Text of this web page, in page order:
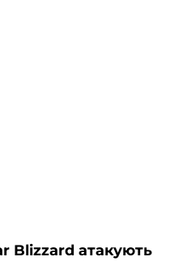
Blizzard атакують